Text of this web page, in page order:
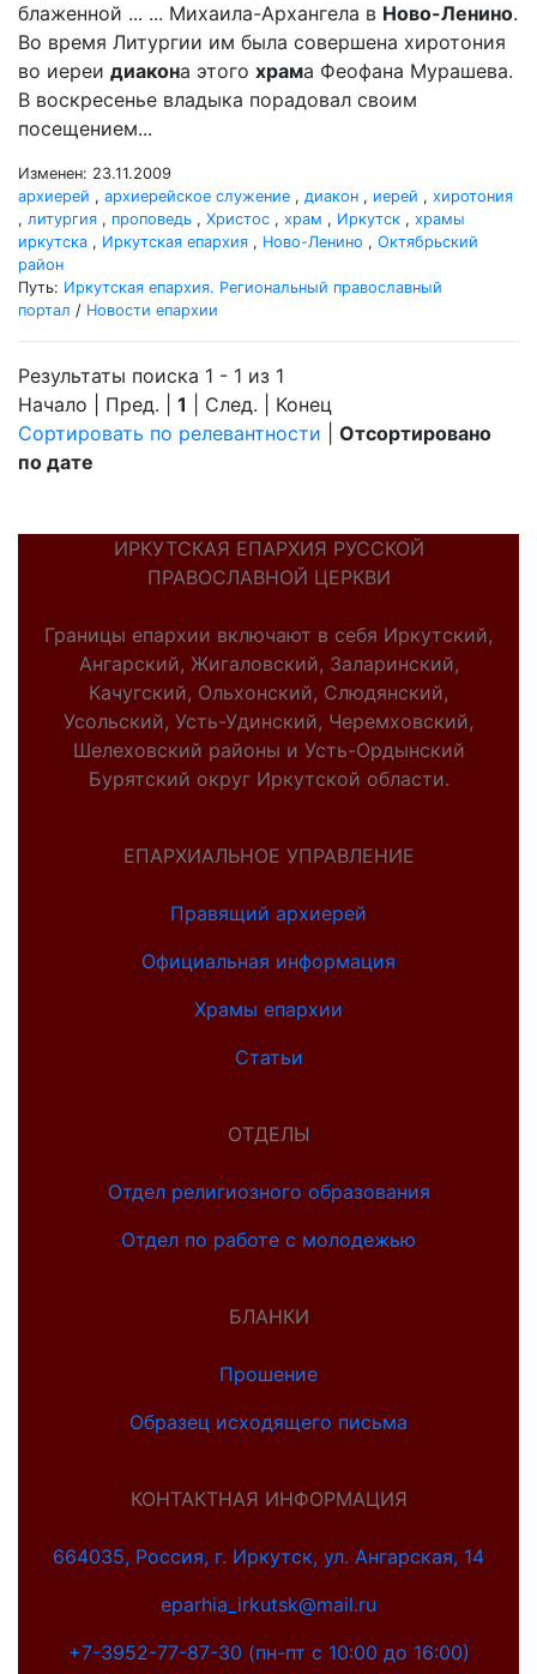
блаженной ... ... Михаила-Архангела в Ново-Ленино.
Во время Литургии им была совершена хиротония
во иереи диакона этого храма Феофана Мурашева.
В воскресенье владыка порадовал своим
посещением...
Изменен: 23.11.2009
архиерей , архиерейское служение , диакон , иерей , хиротония
, литургия , проповедь , Христос , храм , Иркутск , храмы
иркутска , Иркутская епархия , Ново-Ленино , Октябрьский
район
Путь: Иркутская епархия. Региональный православный
портал / Новости епархии
Результаты поиска 1 - 1 из 1
Начало | Пред. | 1 | След. | Конец
Сортировать по релевантности
Отсортировано
по дате
ИРКУТСКАЯ ЕПАРХИЯ РУССКОЙ
ПРАВОСЛАВНОЙ ЦЕРКВИ
Границы епархии включают в себя Иркутский,
Ангарский, Жигаловский, Заларинский,
Качугский, Ольхонский, Слюдянский,
Усольский, Усть-Удинский, Черемховский,
Шелеховский районы и Усть-Ордынский
Бурятский округ Иркутской области.
ЕПАРХИАЛЬНОЕ УПРАВЛЕНИЕ
Правящий архиерей
Официальная информация
Храмы епархии
Статьи
ОТДЕЛЫ
Отдел религиозного образования
Отдел по работе с молодежью
БЛАНКИ
Прошение
Образец исходящего письма
КОНТАКТНАЯ ИНФОРМАЦИЯ
664035, Россия, г. Иркутск, ул. Ангарская, 14
eparhia_irkutsk@mail.ru
+7-3952-77-87-30 (пн-пт с 10:00 до 16:00)